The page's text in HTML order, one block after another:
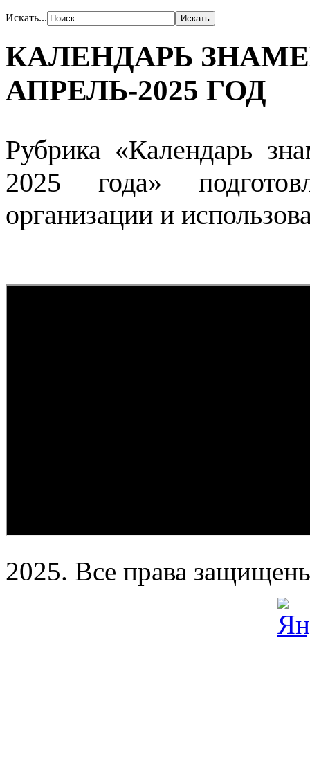
Искать...
КАЛЕНДАРЬ
АПРЕЛЬ-2025 ГОД
Рубрика «Календарь
2025 года»
организации и
2025. Все права